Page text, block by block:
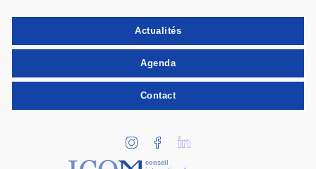
Actualités
Agenda
Contact
conseil